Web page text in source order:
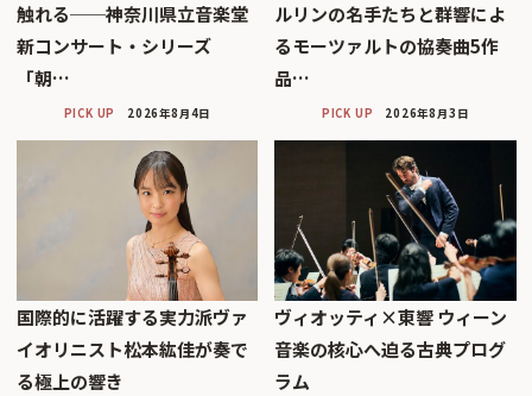
触れる──神奈川県立音楽堂
新コンサート・シリーズ
「朝…
PICK UP 2026年8月4日
ルリンの名手たちと群響によ
るモーツァルトの協奏曲5作
品…
PICK UP 2026年8月3日
国際的に活躍する実力派ヴァ
イオリニスト松本紘佳が奏で
る極上の響き
ヴィオッティ×東響 ウィーン
音楽の核心へ迫る古典プログ
ラム